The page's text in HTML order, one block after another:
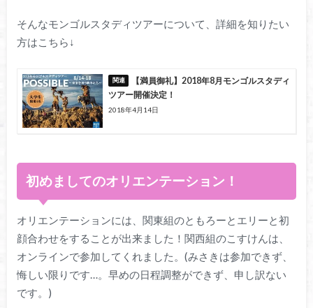
そんなモンゴルスタディツアーについて、詳細を知りたい
方はこちら↓
【満員御礼】2018年8月モンゴルスタディ
ツアー開催決定！
2018年4月14日
初めましてのオリエンテーション！
オリエンテーションには、関東組のともろーとエリーと初
顔合わせをすることが出来ました！関西組のこすけんは、
オンラインで参加してくれました。(みさきは参加できず、
悔しい限りです…。早めの日程調整ができず、申し訳ない
です。)